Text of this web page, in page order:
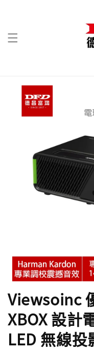
Viewsoinc
XBOX 設計
LED 無線